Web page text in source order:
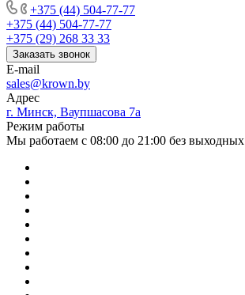
+375 (44) 504-77-77
+375 (44) 504-77-77
+375 (29) 268 33 33
Заказать звонок
E-mail
sales@krown.by
Адрес
г. Минск, Ваупшасова 7а
Режим работы
Мы работаем с 08:00 до 21:00 без выходных